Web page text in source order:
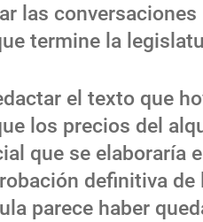
las conversaciones
termine la
el texto que
los precios del
que se elaboraría
definitiva de
parece haber